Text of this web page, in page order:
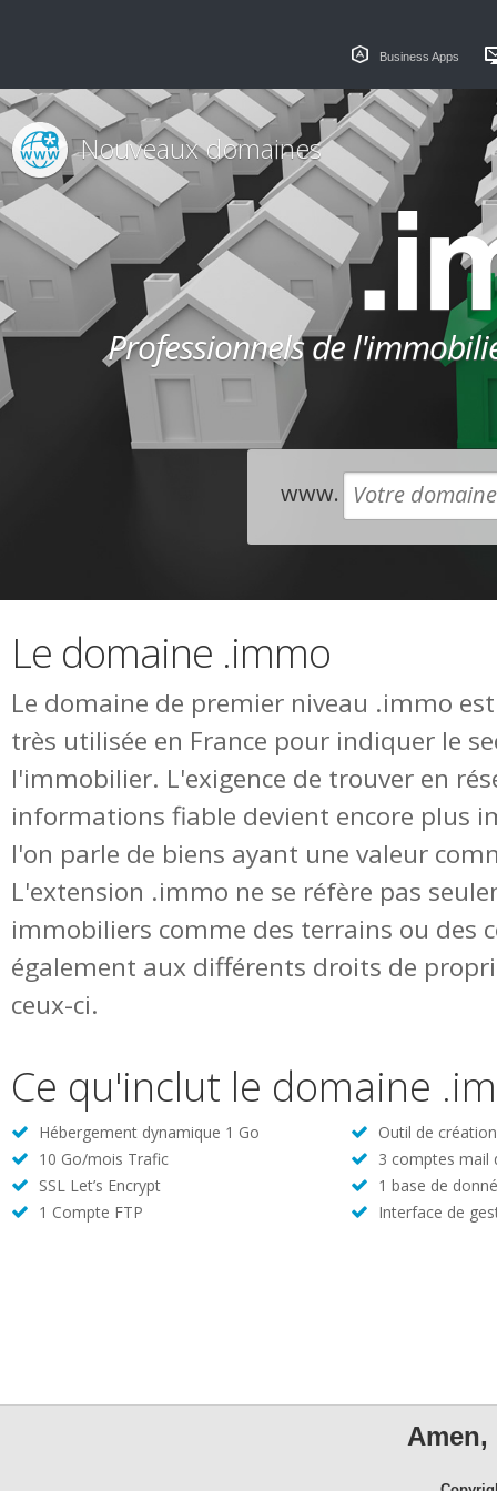
Business Apps
Professionnels de
Nouveaux domaines
www.
Le domaine .immo
Le domaine de premier niveau .immo
très utilisée en France pour indiquer le
l'immobilier. L'exigence de trouver en
informations fiable devient encore plus
l'on parle de biens ayant une valeur
L'extension .immo ne se réfère pas
immobiliers comme des terrains ou des
également aux différents droits de
ceux-ci.
Ce qu'inclut le domaine
Hébergement dynamique 1 Go
Outil de
10 Go/mois Trafic
3 comptes mail
SSL Let’s Encrypt
1 base de
1 Compte FTP
Interface de